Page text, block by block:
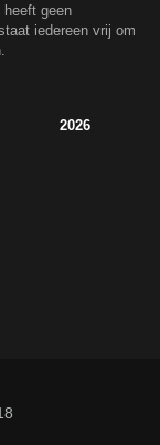
heeft geen
iedereen vrij om
2026